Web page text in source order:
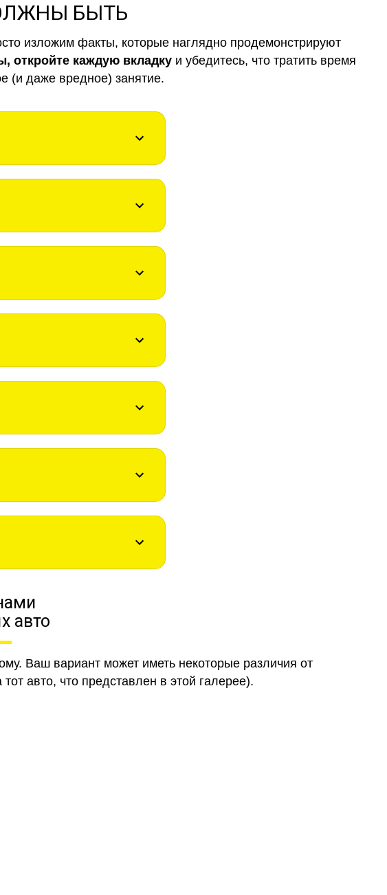
БЫТЬ
изложим факты, которые наглядно продемонстрируют
откройте каждую вкладку и убедитесь, что тратить время
(и даже вредное) занятие.
авто
Ваш вариант может иметь некоторые различия от
авто, что представлен в этой галерее).